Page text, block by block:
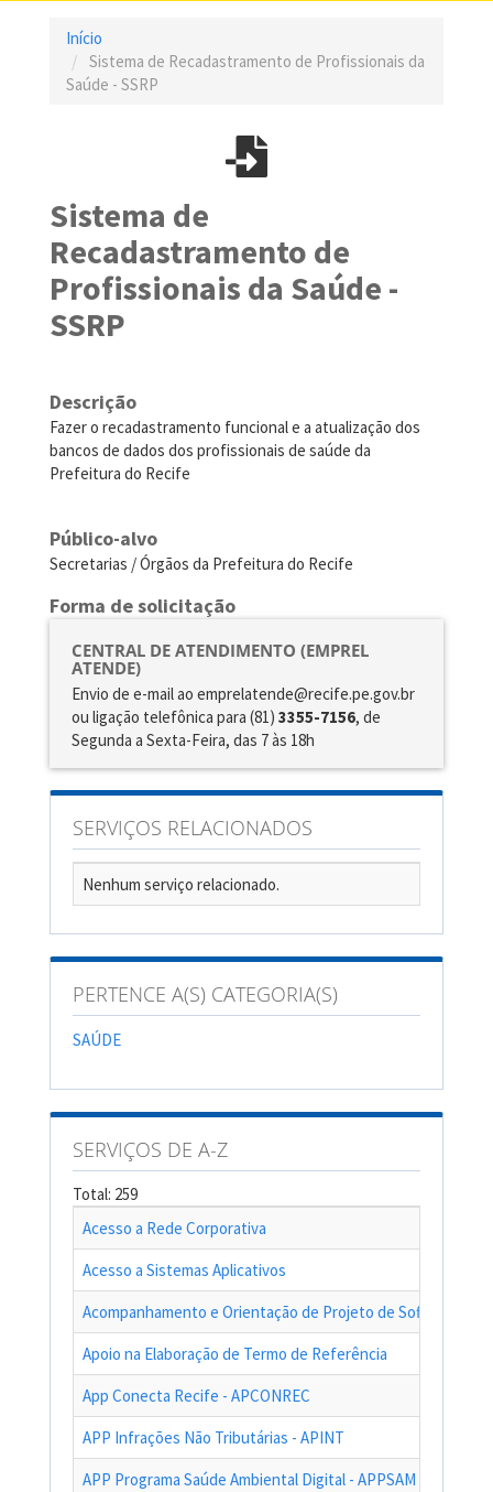
Início
Sistema de Recadastramento de Profissionais da
Saúde - SSRP
Sistema de
Recadastramento de
Profissionais da Saúde -
SSRP
Descrição
Fazer o recadastramento funcional e a atualização dos
bancos de dados dos profissionais de saúde da
Prefeitura do Recife
Público-alvo
Secretarias / Órgãos da Prefeitura do Recife
Forma de solicitação
CENTRAL DE ATENDIMENTO (EMPREL
ATENDE)
Envio de e-mail ao emprelatende@recife.pe.gov.br
ou ligação telefônica para (81) 3355-7156, de
Segunda a Sexta-Feira, das 7 às 18h
SERVIÇOS RELACIONADOS
Nenhum serviço relacionado.
PERTENCE A(S) CATEGORIA(S)
SAÚDE
SERVIÇOS DE A-Z
Total: 259
Acesso a Rede Corporativa
Acesso a Sistemas Aplicativos
Acompanhamento e Orientação de Projeto de Software
Apoio na Elaboração de Termo de Referência
App Conecta Recife - APCONREC
APP Infrações Não Tributárias - APINT
APP Programa Saúde Ambiental Digital - APPSAM